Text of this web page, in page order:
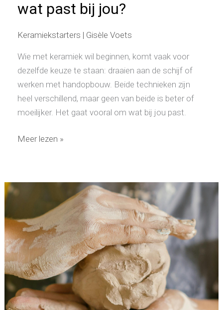
wat past bij jou?
Keramiekstarters | Gisèle Voets
Wie met keramiek wil beginnen, komt vaak voor
dezelfde keuze te staan: draaien aan de schijf of
werken met handopbouw. Beide technieken zijn
heel verschillend, maar geen van beide is beter of
moeilijker. Het gaat vooral om wat bij jou past.
Meer lezen »
Moet
creatief
zijn
om
met
keramiek
te
beginnen?